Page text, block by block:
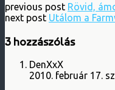
previous post Rövid,
next post Utálom a
3 hozzászólás
DenXxX
2010. február 17.